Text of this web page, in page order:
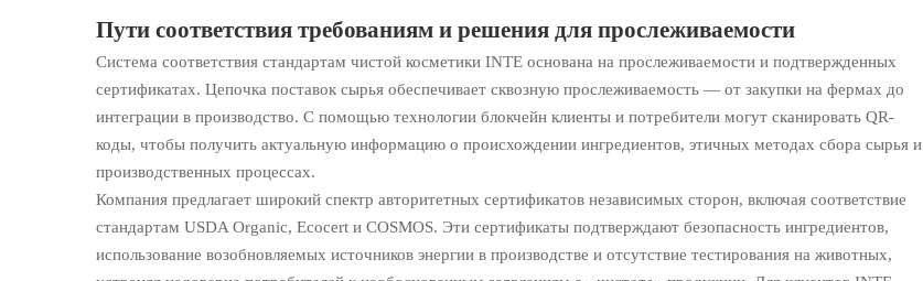
Пути соответствия требованиям и решения для прослеживаемости
Система соответствия стандартам чистой косметики INTE основана на прослеживаемости и подтвержденных
сертификатах. Цепочка поставок сырья обеспечивает сквозную прослеживаемость — от закупки на фермах до
интеграции в производство. С помощью технологии блокчейн клиенты и потребители могут сканировать QR-
коды, чтобы получить актуальную информацию о происхождении ингредиентов, этичных методах сбора сырья и
производственных процессах.
Компания предлагает широкий спектр авторитетных сертификатов независимых сторон, включая соответствие
стандартам USDA Organic, Ecocert и COSMOS. Эти сертификаты подтверждают безопасность ингредиентов,
использование возобновляемых источников энергии в производстве и отсутствие тестирования на животных,